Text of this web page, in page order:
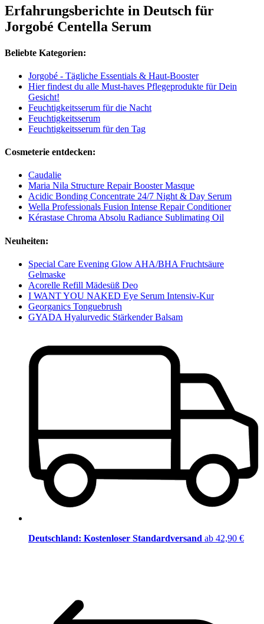
Erfahrungsberichte in Deutsch für
Jorgobé Centella Serum
Beliebte Kategorien:
Jorgobé - Tägliche Essentials & Haut-Booster
Hier findest du alle Must-haves Pflegeprodukte für Dein
Gesicht!
Feuchtigkeitsserum für die Nacht
Feuchtigkeitsserum
Feuchtigkeitsserum für den Tag
Cosmeterie entdecken:
Caudalie
Maria Nila Structure Repair Booster Masque
Acidic Bonding Concentrate 24/7 Night & Day Serum
Wella Professionals Fusion Intense Repair Conditioner
Kérastase Chroma Absolu Radiance Sublimating Oil
Neuheiten:
Special Care Evening Glow AHA/BHA Fruchtsäure
Gelmaske
Acorelle Refill Mädesüß Deo
I WANT YOU NAKED Eye Serum Intensiv-Kur
Georganics Tonguebrush
GYADA Hyalurvedic Stärkender Balsam
Deutschland: Kostenloser Standardversand ab 42,90 €